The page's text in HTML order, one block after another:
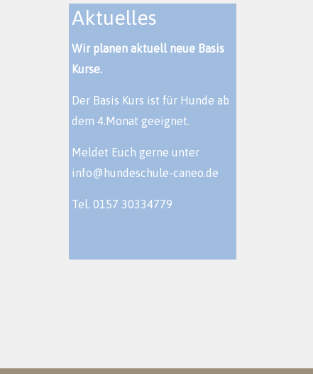
Aktuelles
Wir planen aktuell neue Basis
Kurse.
Der Basis Kurs ist für Hunde ab
dem 4.Monat geeignet.
Meldet Euch gerne unter
info@hundeschule-caneo.de
Tel. 0157 30334779